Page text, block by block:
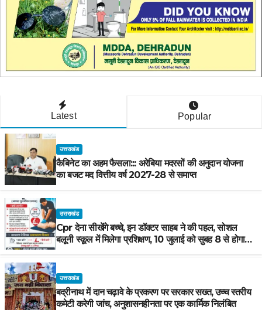
Latest Popular
उत्तराखंड
कैबिनेट का अहम फैसला::: अरेबिया मदरसों की अनुदान योजना
का बजट मद वित्तीय वर्ष 2027-28 से समाप्त
उत्तराखंड
Cpr देना सीखेंगे बच्चे, इन डॉक्टर साहब ने की पहल, सोशल
बलूनी स्कूल में मिलेगा प्रशिक्षण, 10 जुलाई को सुबह 8 से होगा
उत्तराखंड
बद्रीनाथ में दान चढ़ावे के प्रकरण पर सरकार सख्त, उच्च स्तरीय
कमेटी करेगी जांच, अनुशासनहीनता पर एक कार्मिक निलंबित